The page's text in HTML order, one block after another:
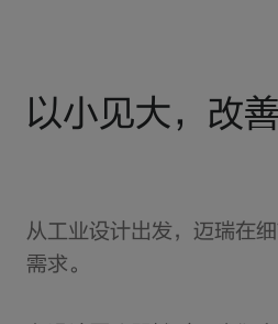
以小见大，改
从工业设计出发，迈瑞在
需求。